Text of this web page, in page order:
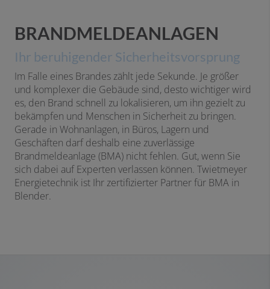
BRANDMELDEANLAGEN
Ihr beruhigender Sicherheitsvorsprung
Im Falle eines Brandes zählt jede Sekunde. Je größer
und komplexer die Gebäude sind, desto wichtiger wird
es, den Brand schnell zu lokalisieren, um ihn gezielt zu
bekämpfen und Menschen in Sicherheit zu bringen.
Gerade in Wohnanlagen, in Büros, Lagern und
Geschäften darf deshalb eine zuverlässige
Brandmeldeanlage (BMA) nicht fehlen. Gut, wenn Sie
sich dabei auf Experten verlassen können. Twietmeyer
Energietechnik ist Ihr zertifizierter Partner für BMA in
Blender.